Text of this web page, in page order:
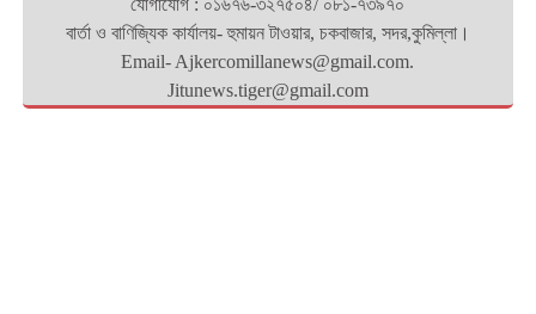
বার্তা ও বাণিজ্যিক কার্যালয়- হুমায়ন টাওয়ার, চকবাজার, সদর,কুমিল্লা।
Email- Ajkercomillanews@gmail.com.
Jitunews.tiger@gmail.com